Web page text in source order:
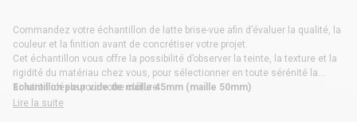
Commandez votre échantillon de latte brise-vue afin d’évaluer la qualité, la
couleur et la finition avant de concrétiser votre projet.
Cet échantillon vous offre la possibilité d’observer la teinte, la texture et la
rigidité du matériau chez vous, pour sélectionner en toute sérénité la
solution idéale pour votre clôture.
Echantillon pour vide de maille 45mm (maille 50mm)
Lire la suite